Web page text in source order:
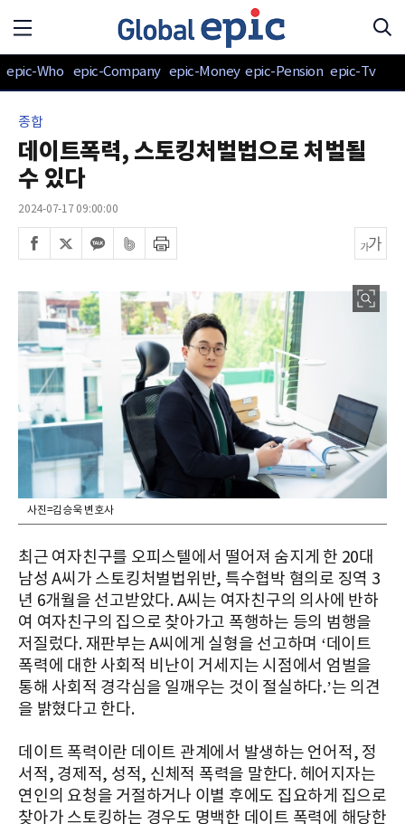
epic-Who epic-Company epic-Money epic-Pension epic-Tv
종합
데이트폭력, 스토킹처벌법으로 처벌될
수 있다
2024-07-17 09:00:00
사진=김승욱 변호사
최근 여자친구를 오피스텔에서 떨어져 숨지게 한 20대
남성 A씨가 스토킹처벌법위반, 특수협박 혐의로 징역 3
년 6개월을 선고받았다. A씨는 여자친구의 의사에 반하
여 여자친구의 집으로 찾아가고 폭행하는 등의 범행을
저질렀다. 재판부는 A씨에게 실형을 선고하며 ‘데이트
폭력에 대한 사회적 비난이 거세지는 시점에서 엄벌을
통해 사회적 경각심을 일깨우는 것이 절실하다.’는 의견
을 밝혔다고 한다.
데이트 폭력이란 데이트 관계에서 발생하는 언어적, 정
서적, 경제적, 성적, 신체적 폭력을 말한다. 헤어지자는
연인의 요청을 거절하거나 이별 후에도 집요하게 집으로
찾아가 스토킹하는 경우도 명백한 데이트 폭력에 해당한